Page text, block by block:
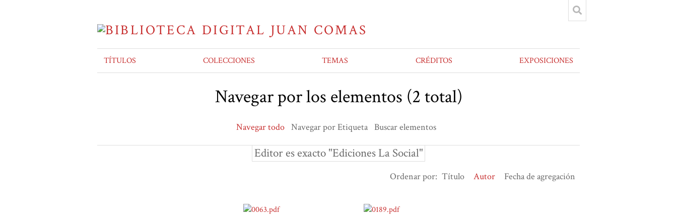
TÍTULOS COLECCIONES TEMAS CRÉDITOS EXPOSICIONES
Navegar por los elementos (2 total)
Navegar todo Navegar por Etiqueta Buscar elementos
Editor es exacto "Ediciones La Social"
Ordenar por: Título Autor Fecha de agregación